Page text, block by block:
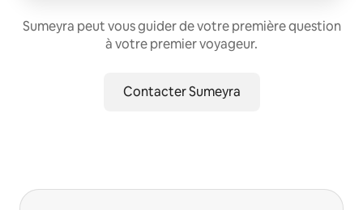
Sumeyra peut vous guider de votre première question
à votre premier voyageur.
Contacter Sumeyra